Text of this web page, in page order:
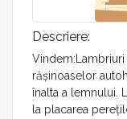
Descriere:
răşinoaselor
înalta a lemnului.
la placarea